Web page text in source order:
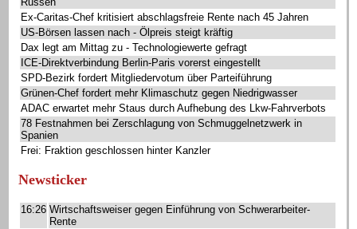
Ex-Caritas-Chef kritisiert abschlagsfreie Rente nach 45 Jahren
US-Börsen lassen nach - Ölpreis steigt kräftig
Dax legt am Mittag zu - Technologiewerte gefragt
ICE-Direktverbindung Berlin-Paris vorerst eingestellt
SPD-Bezirk fordert Mitgliedervotum über Parteiführung
Grünen-Chef fordert mehr Klimaschutz gegen Niedrigwasser
ADAC erwartet mehr Staus durch Aufhebung des Lkw-Fahrverbots
78 Festnahmen bei Zerschlagung von Schmuggelnetzwerk in
Spanien
Frei: Fraktion geschlossen hinter Kanzler
Newsticker
16:26 Wirtschaftsweiser gegen Einführung von Schwerarbeiter-
Rente